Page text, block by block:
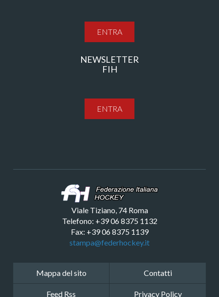
ENTRA
NEWSLETTER
FIH
ENTRA
Viale Tiziano, 74 Roma
Telefono: +39 06 8375 1132
Fax: +39 06 8375 1139
stampa@federhockey.it
Mappa del sito Contatti
Feed Rss Privacy Policy